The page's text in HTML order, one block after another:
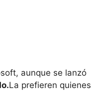
aunque se lanzó
La prefieren quienes